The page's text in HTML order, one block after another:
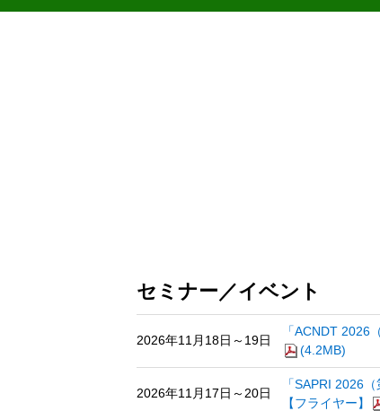
セミナー／イベント
2026年11月18日～19日
「ACNDT 2026
(4.2MB)
2026年11月17日～20日
「SAPRI 2026
【フライヤー】